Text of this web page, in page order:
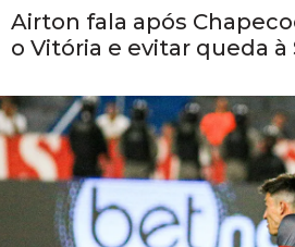
Airton fala após
o Vitória e evitar queda à